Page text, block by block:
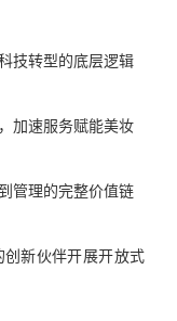
技转型的底层逻辑
加速服务赋能美妆
管理的完整价值链
新伙伴开展开放式